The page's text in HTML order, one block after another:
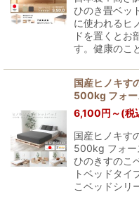
ひのき畳ベッ
に使われるヒ
ドを置くとお
す。健康のこ
国産ヒノキす
500kg フォー
6,100円 ～(税
国産ヒノキす
500kg フォー
ひのきすのこ
トベッドタ
こベッドシリ